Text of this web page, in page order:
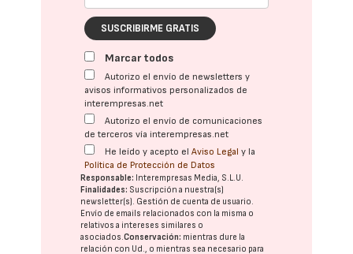
SUSCRIBIRME GRATIS
Marcar todos
Autorizo el envío de newsletters y
avisos informativos personalizados de
interempresas.net
Autorizo el envío de comunicaciones
de terceros vía interempresas.net
He leído y acepto elAviso Legal y la
Política de Protección de Datos
Responsable: Interempresas Media, S.L.U.
Finalidades: Suscripción a nuestra(s)
newsletter(s). Gestión de cuenta de usuario.
Envío de emails relacionados con la misma o
relativos a intereses similares o
asociados.Conservación: mientras dure la
relación con Ud., o mientras sea necesario para